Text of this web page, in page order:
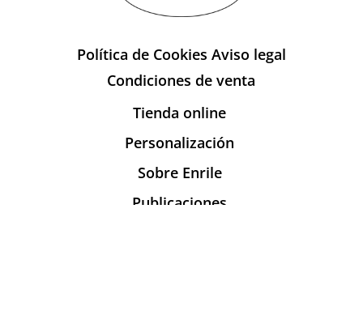
Política de Cookies Aviso legal
Condiciones de venta
Tienda online
Personalización
Sobre Enrile
Publicaciones